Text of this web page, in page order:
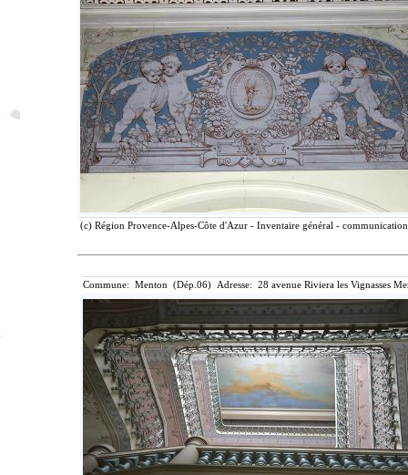
(c) Région Provence-Alpes-Côte d'Azur - Inventaire général -
Commune: Menton (Dép.06) Adresse: 28 avenue Riviera les Vignasses